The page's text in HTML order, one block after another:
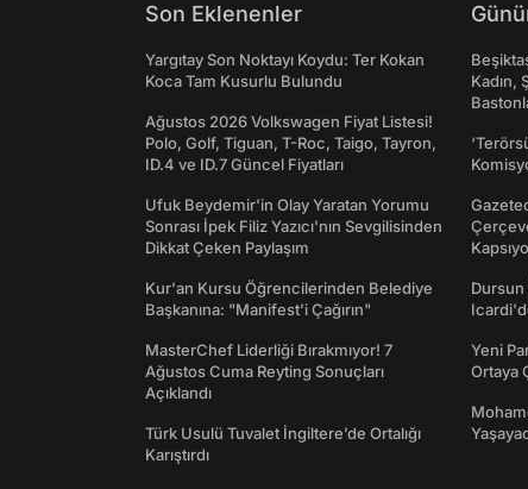
Son Eklenenler
Yargıtay Son Noktayı Koydu: Ter Kokan
Koca Tam Kusurlu Bulundu
Ağustos 2026 Volkswagen Fiyat Listesi!
Polo, Golf, Tiguan, T-Roc, Taigo, Tayron,
ID.4 ve ID.7 Güncel Fiyatları
Ufuk Beydemir'in Olay Yaratan Yorumu
Sonrası İpek Filiz Yazıcı'nın Sevgilisinden
Dikkat Çeken Paylaşım
Kur'an Kursu Öğrencilerinden Belediye
Başkanına: "Manifest’i Çağırın"
MasterChef Liderliği Bırakmıyor! 7
Ağustos Cuma Reyting Sonuçları
Açıklandı
Türk Usulü Tuvalet İngiltere’de Ortalığı
Karıştırdı
Kadın,
Dursun
Yeni
Ortaya